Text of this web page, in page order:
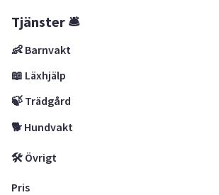
Tjänster 🛎
👶 Barnvakt
📖 Läxhjälp
🍃 Trädgård
🐕 Hundvakt
🛠 Övrigt
Pris